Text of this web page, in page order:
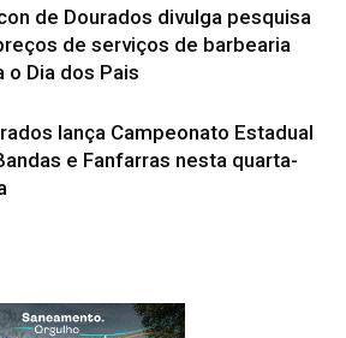
de Dourados divulga pesquisa
de serviços de barbearia
o Dia dos Pais
lança Campeonato Estadual
e Fanfarras nesta quarta-